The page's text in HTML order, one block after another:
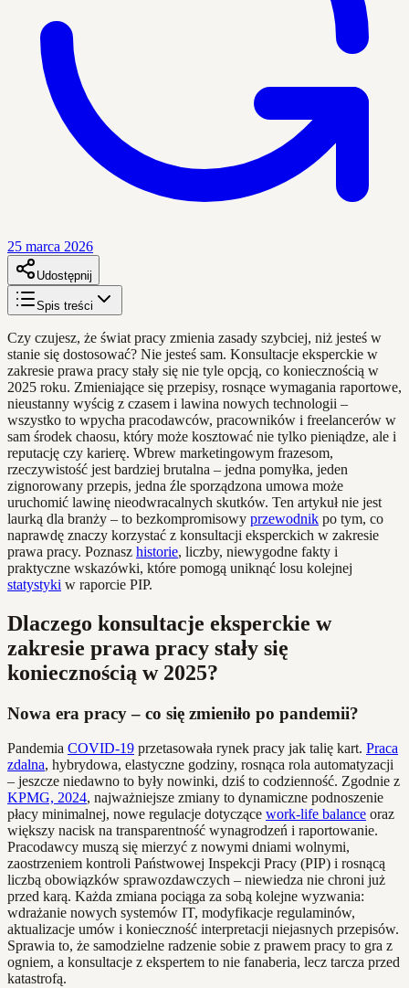
25 marca 2026
Udostępnij
Spis treści
Czy czujesz, że świat pracy zmienia zasady szybciej, niż jesteś w
stanie się dostosować? Nie jesteś sam. Konsultacje eksperckie w
zakresie prawa pracy stały się nie tyle opcją, co koniecznością w
2025 roku. Zmieniające się przepisy, rosnące wymagania raportowe,
nieustanny wyścig z czasem i lawina nowych technologii –
wszystko to wpycha pracodawców, pracowników i freelancerów w
sam środek chaosu, który może kosztować nie tylko pieniądze, ale i
reputację czy karierę. Wbrew marketingowym frazesom,
rzeczywistość jest bardziej brutalna – jedna pomyłka, jeden
zignorowany przepis, jedna źle sporządzona umowa może
uruchomić lawinę nieodwracalnych skutków. Ten artykuł nie jest
laurką dla branży – to bezkompromisowy przewodnik po tym, co
naprawdę znaczy korzystać z konsultacji eksperckich w zakresie
prawa pracy. Poznasz historie, liczby, niewygodne fakty i
praktyczne wskazówki, które pomogą uniknąć losu kolejnej
statystyki w raporcie PIP.
Dlaczego konsultacje eksperckie w
zakresie prawa pracy stały się
koniecznością w 2025?
Nowa era pracy – co się zmieniło po pandemii?
Pandemia COVID-19 przetasowała rynek pracy jak talię kart. Praca
zdalna, hybrydowa, elastyczne godziny, rosnąca rola automatyzacji
– jeszcze niedawno to były nowinki, dziś to codzienność. Zgodnie z
KPMG, 2024, najważniejsze zmiany to dynamiczne podnoszenie
płacy minimalnej, nowe regulacje dotyczące work-life balance oraz
większy nacisk na transparentność wynagrodzeń i raportowanie.
Pracodawcy muszą się mierzyć z nowymi dniami wolnymi,
zaostrzeniem kontroli Państwowej Inspekcji Pracy (PIP) i rosnącą
liczbą obowiązków sprawozdawczych – niewiedza nie chroni już
przed karą. Każda zmiana pociąga za sobą kolejne wyzwania:
wdrażanie nowych systemów IT, modyfikacje regulaminów,
aktualizacje umów i konieczność interpretacji niejasnych przepisów.
Sprawia to, że samodzielne radzenie sobie z prawem pracy to gra z
ogniem, a konsultacje z ekspertem to nie fanaberia, lecz tarcza przed
katastrofą.